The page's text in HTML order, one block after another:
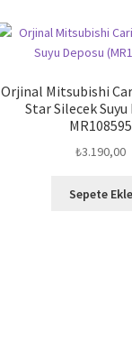
Orjinal Mitsubishi
Star Silecek Suyu
MR108595
₺3.190,00
Sepete Ekle